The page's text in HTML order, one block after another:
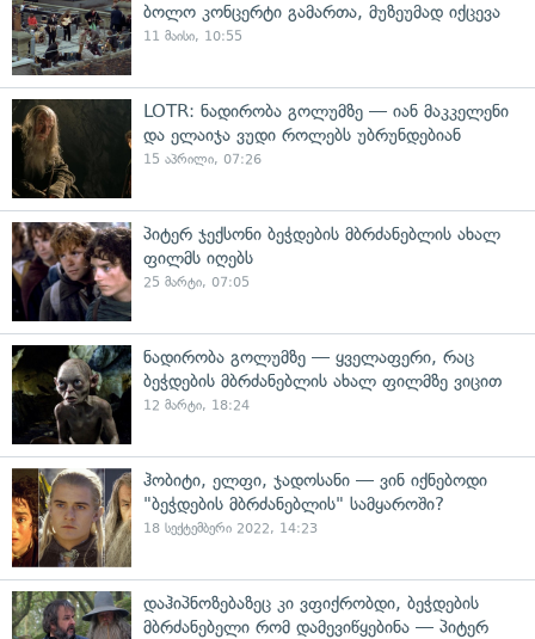
ბოლო კონცერტი გამართა, მუზეუმად იქცევა
11 მაისი, 10:55
LOTR: ნადირობა გოლუმზე — იან მაკკელენი
და ელაიჯა ვუდი როლებს უბრუნდებიან
15 აპრილი, 07:26
პიტერ ჯექსონი ბეჭდების მბრძანებლის ახალ
ფილმს იღებს
25 მარტი, 07:05
ნადირობა გოლუმზე — ყველაფერი, რაც
ბეჭდების მბრძანებლის ახალ ფილმზე ვიცით
12 მარტი, 18:24
ჰობიტი, ელფი, ჯადოსანი — ვინ იქნებოდი
"ბეჭდების მბრძანებლის" სამყაროში?
18 სექტემბერი 2022, 14:23
დაჰიპნოზებაზეც კი ვფიქრობდი, ბეჭდების
მბრძანებელი რომ დამევიწყებინა — პიტერ